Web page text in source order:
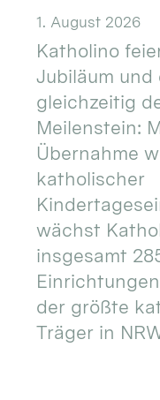
1. August 2026
Katholino
Jubiläum und
gleichzeitig
Meilenstein:
Übernahme
katholischer
wächst
insgesamt
der größte
Träger in